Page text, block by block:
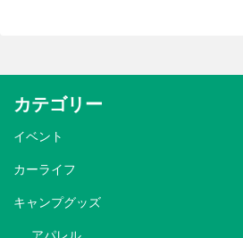
カテゴリー
イベント
カーライフ
キャンプグッズ
アパレル